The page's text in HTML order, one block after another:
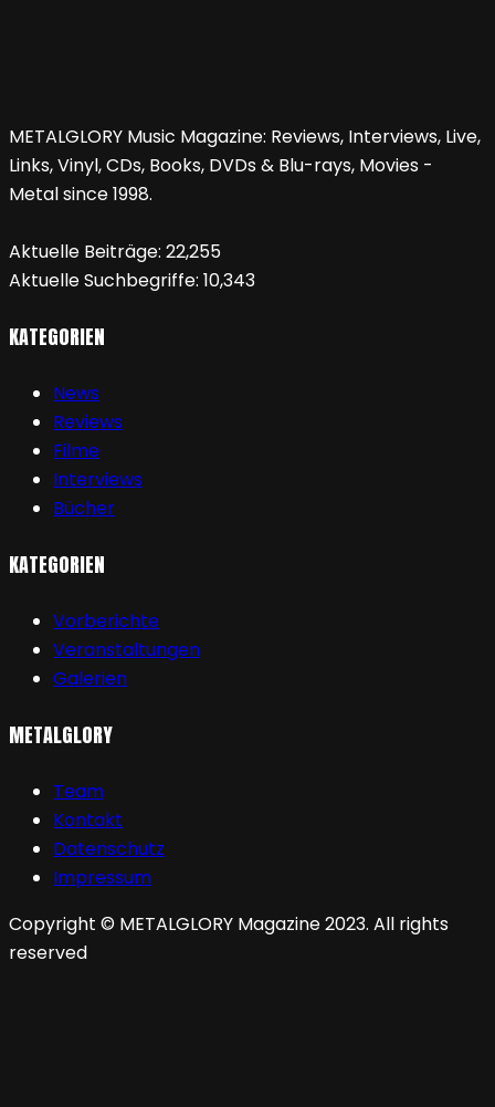
METALGLORY Music Magazine: Reviews, Interviews, Live,
Links, Vinyl, CDs, Books, DVDs & Blu-rays, Movies -
Metal since 1998.
Aktuelle Beiträge: 22,255
Aktuelle Suchbegriffe: 10,343
KATEGORIEN
News
Reviews
Filme
Interviews
Bücher
KATEGORIEN
Vorberichte
Veranstaltungen
Galerien
METALGLORY
Team
Kontakt
Datenschutz
Impressum
Copyright © METALGLORY Magazine 2023. All rights
reserved